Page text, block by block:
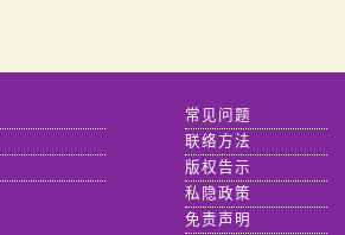
常见问题
联络方法
版权告示
私隐政策
免责声明